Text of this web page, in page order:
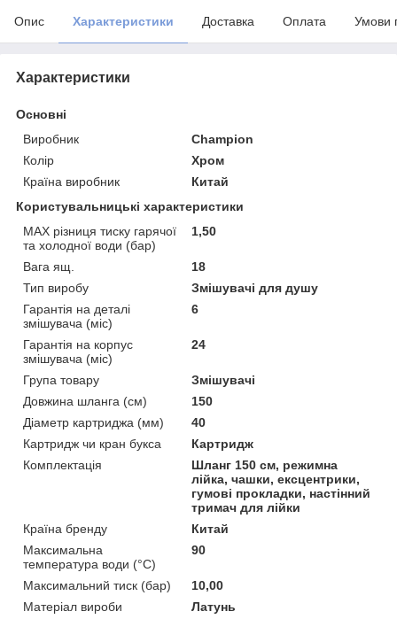
Опис Характеристики Доставка Оплата Умови
Характеристики
Основні
Виробник
Champion
Колір
Хром
Країна виробник
Китай
Користувальницькі характеристики
MAX різниця тиску гарячої
та холодної води (бар)
1,50
Вага ящ.
18
Тип виробу
Змішувачі для душу
Гарантія на деталі
змішувача (міс)
6
Гарантія на корпус
змішувача (міс)
24
Група товару
Змішувачі
Довжина шланга (см)
150
Діаметр картриджа (мм)
40
Картридж чи кран букса
Картридж
Комплектація
Шланг 150 см, режимна
лійка, чашки, ексцентрики,
гумові прокладки, настінний
тримач для лійки
Країна бренду
Китай
Максимальна
температура води (°C)
90
Максимальний тиск (бар)
10,00
Матеріал вироби
Латунь